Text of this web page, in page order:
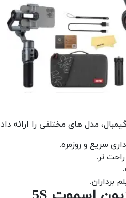
مدل های مختلفی را ارائه
سریع و روزمره.
تر.
برداران.